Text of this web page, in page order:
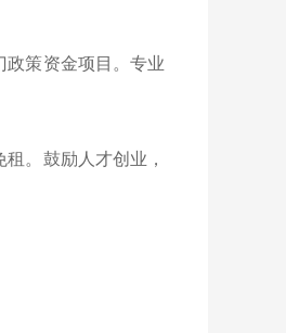
政策资金项目。专业
。鼓励人才创业，